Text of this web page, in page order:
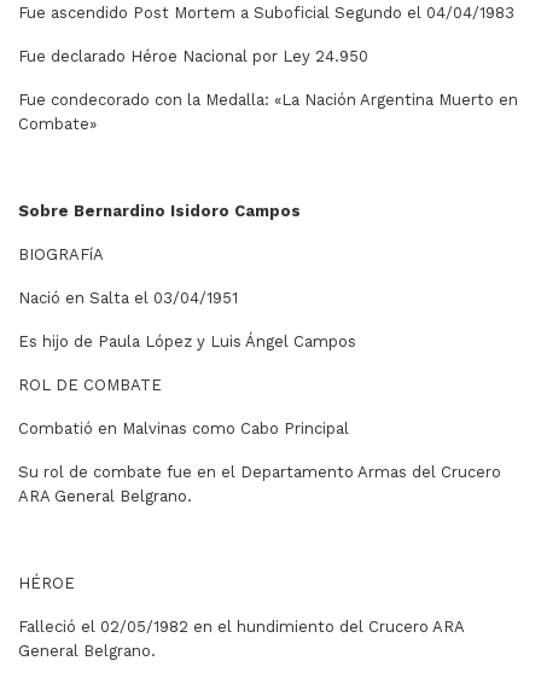
Fue ascendido Post Mortem a Suboficial Segundo el 04/04/1983
Fue declarado Héroe Nacional por Ley 24.950
Fue condecorado con la Medalla: «La Nación Argentina Muerto en
Combate»
Sobre Bernardino Isidoro Campos
BIOGRAFíA
Nació en Salta el 03/04/1951
Es hijo de Paula López y Luis Ángel Campos
ROL DE COMBATE
Combatió en Malvinas como Cabo Principal
Su rol de combate fue en el Departamento Armas del Crucero
ARA General Belgrano.
HÉROE
Falleció el 02/05/1982 en el hundimiento del Crucero ARA
General Belgrano.